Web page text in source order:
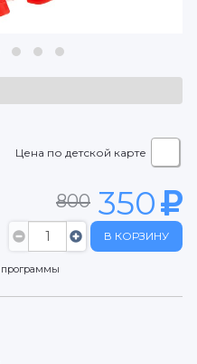
Цена по детской карте
800 350
В КОРЗИНУ
программы